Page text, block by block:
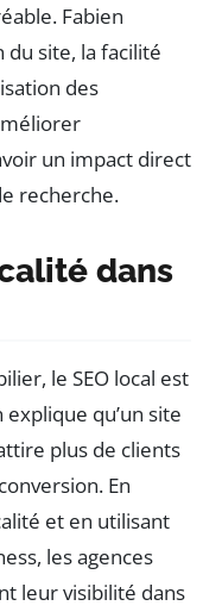
Fabien
du site, la facilité
des
un impact direct
recherche.
dans
le SEO local est
qu’un site
plus de clients
En
et en utilisant
les agences
leur visibilité dans